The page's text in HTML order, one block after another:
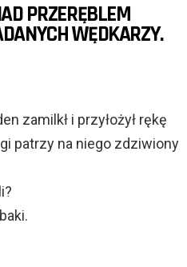
PRZERĘBLEM
WĘDKARZY.
zamilkł i przyłożył rękę
patrzy na niego zdziwiony